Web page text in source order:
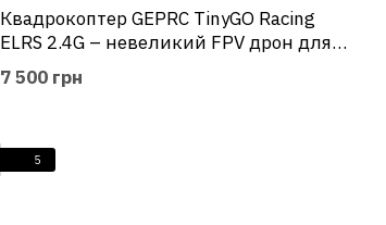
Квадрокоптер GEPRC TinyGO Racing
ELRS 2.4G – невеликий FPV дрон для
навчання та фрістайлу
7 500 грн
5